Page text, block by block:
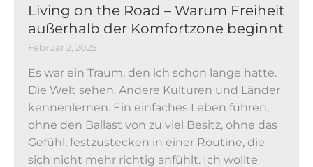
Living on the Road – Warum Freiheit
außerhalb der Komfortzone beginnt
Februar 2, 2025
Es war ein Traum, den ich schon lange hatte.
Die Welt sehen. Andere Kulturen und Länder
kennenlernen. Ein einfaches Leben führen,
ohne den Ballast von zu viel Besitz, ohne das
Gefühl, festzustecken in einer Routine, die
sich nicht mehr richtig anfühlt. Ich wollte